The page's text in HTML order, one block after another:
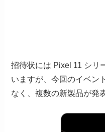
招待状には Pixel 11 シリ
いますが、今回のイベン
なく、複数の新製品が発